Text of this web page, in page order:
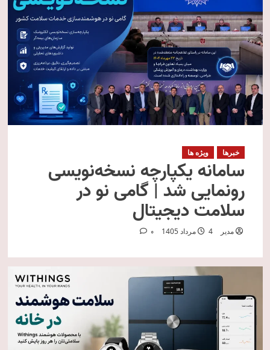
خبرها ویژه ها
سامانه یکپارچه نسخه‌نویسی
رونمایی شد | گامی نو در
سلامت دیجیتال
مدیر 4 مرداد 1405 0